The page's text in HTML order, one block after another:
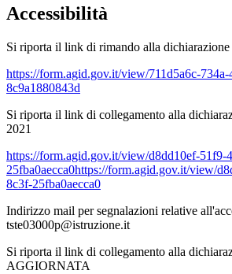
Accessibilità
Si riporta il link di rimando alla
https://form.agid.gov.it/view/711d5a6c-734a-
8c9a1880843d
Si riporta il link di collegamento alla
2021
https://form.agid.gov.it/view/d8dd10ef-51f9-
25fba0aecca0https://form.agid.gov.it/view/
8c3f-25fba0aecca0
Indirizzo mail per segnalazioni relative
tste03000p@istruzione.it
Si riporta il link di collegamento alla
AGGIORNATA